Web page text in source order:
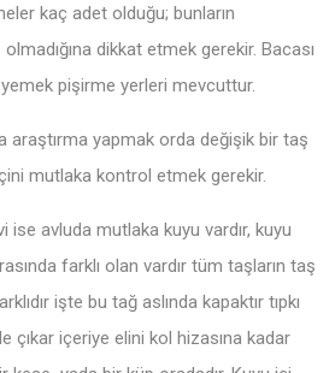
kaç adet olduğu; bunların
dikkat etmek gerekir. Bacası
pişirme yerleri mevcuttur.
araştırma yapmak orda değişik bir taş
mutlaka kontrol etmek gerekir.
ise avluda mutlaka kuyu vardır, kuyu
farklı olan vardır tüm taşların taş
işte bu tağ aslında kapaktır tıpkı
çıkar içeriye elini kol hizasına kadar